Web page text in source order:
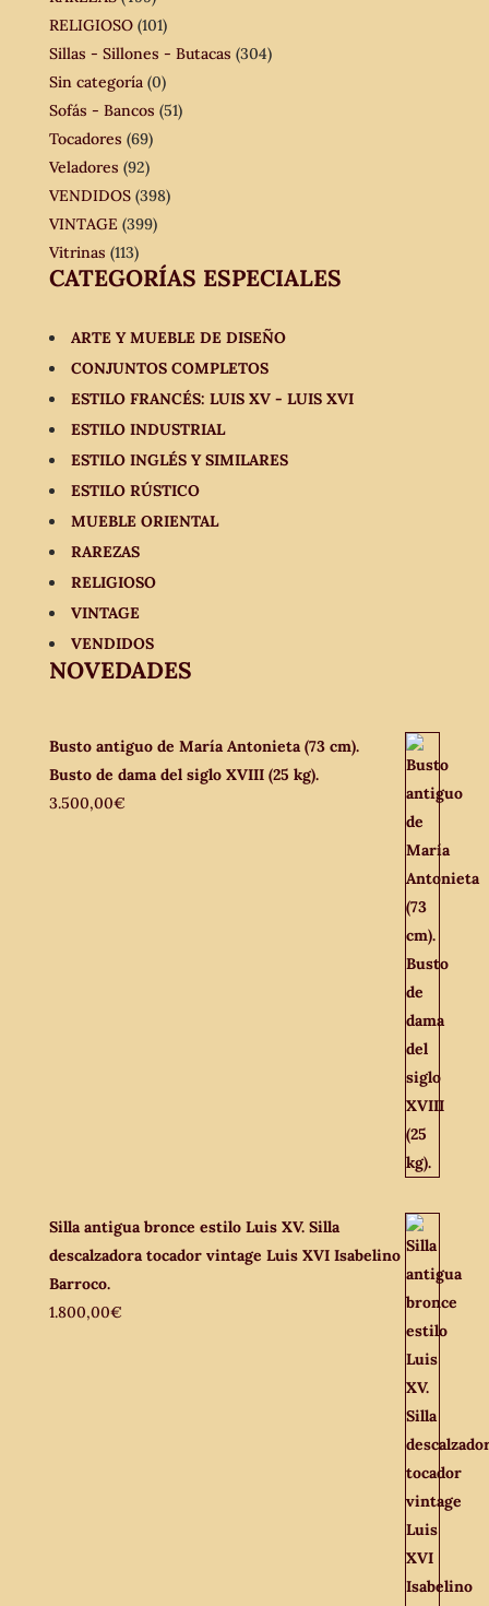
RELIGIOSO (101)
Sillas - Sillones - Butacas (304)
Sin categoría (0)
Sofás - Bancos (51)
Tocadores (69)
Veladores (92)
VENDIDOS (398)
VINTAGE (399)
Vitrinas (113)
CATEGORÍAS ESPECIALES
ARTE Y MUEBLE DE DISEÑO
CONJUNTOS COMPLETOS
ESTILO FRANCÉS: LUIS XV - LUIS XVI
ESTILO INDUSTRIAL
ESTILO INGLÉS Y SIMILARES
ESTILO RÚSTICO
MUEBLE ORIENTAL
RAREZAS
RELIGIOSO
VINTAGE
VENDIDOS
NOVEDADES
Busto antiguo de María Antonieta (73 cm).
Busto de dama del siglo XVIII (25 kg).
3.500,00€
Silla antigua bronce estilo Luis XV. Silla
descalzadora tocador vintage Luis XVI Isabelino
Barroco.
1.800,00€